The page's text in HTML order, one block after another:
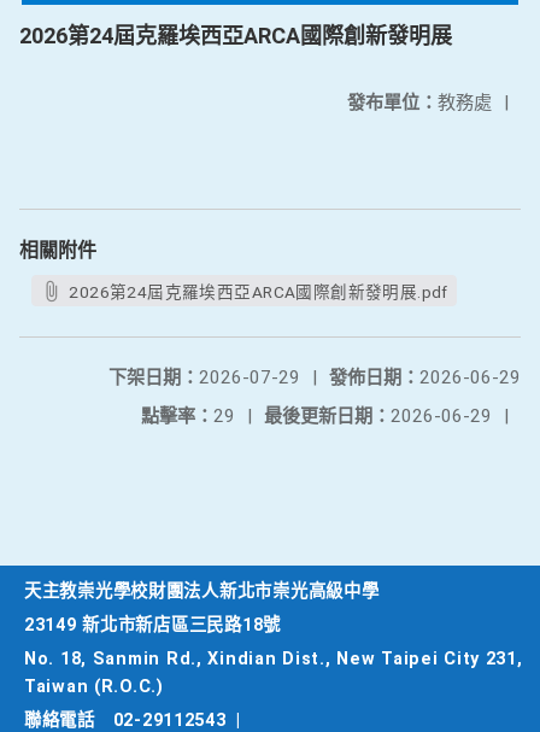
2026第24屆克羅埃西亞ARCA國際創新發明展
發布單位： 教務處 |
相關附件
2026第24屆克羅埃西亞ARCA國際創新發明展.pdf
發佈日期： 2026-06-29
下架日期： 2026-07-29
|
最後更新日期： 2026-06-29 |
點擊率： 29 |
天主教崇光學校財團法人新北市崇光高級中學
23149 新北市新店區三民路18號
No. 18, Sanmin Rd., Xindian Dist., New Taipei City 231,
Taiwan (R.O.C.)
聯絡電話
02-29112543